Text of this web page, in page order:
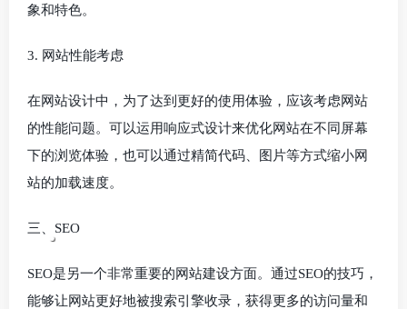
象和特色。
3. 网站性能考虑
在网站设计中，为了达到更好的使用体验，应该考虑网站
的性能问题。可以运用响应式设计来优化网站在不同屏幕
下的浏览体验，也可以通过精简代码、图片等方式缩小网
站的加载速度。
三、SEO
SEO是另一个非常重要的网站建设方面。通过SEO的技巧，
能够让网站更好地被搜索引擎收录，获得更多的访问量和